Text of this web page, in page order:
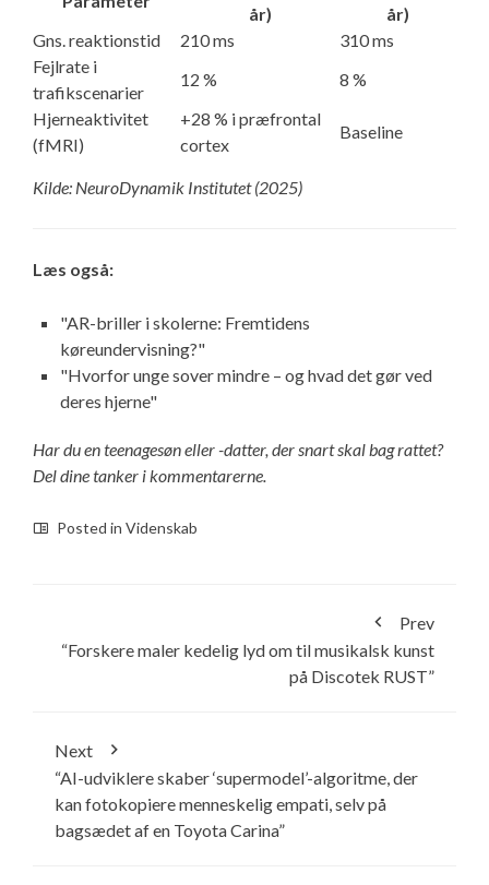
år)
år)
Gns. reaktionstid
210 ms
310 ms
Fejlrate i
trafikscenarier
12 %
8 %
Hjerneaktivitet
(fMRI)
+28 % i præfrontal
cortex
Baseline
Kilde: NeuroDynamik Institutet (2025)
Læs også:
"AR-briller i skolerne: Fremtidens
køreundervisning?"
"Hvorfor unge sover mindre – og hvad det gør ved
deres hjerne"
Har du en teenagesøn eller -datter, der snart skal bag rattet?
Del dine tanker i kommentarerne.
Posted in Videnskab
Prev
“Forskere maler kedelig lyd om til musikalsk kunst
på Discotek RUST”
Next
“AI-udviklere skaber ‘supermodel’-algoritme, der
kan fotokopiere menneskelig empati, selv på
bagsædet af en Toyota Carina”